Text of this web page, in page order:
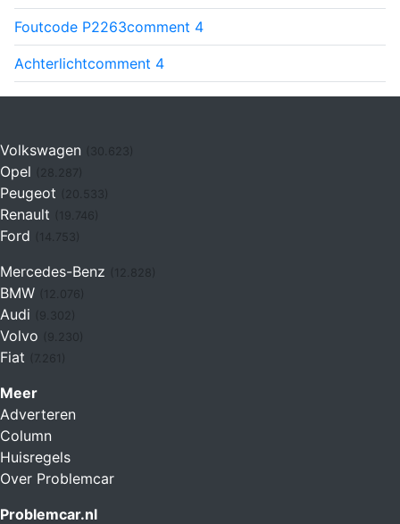
Foutcode P2263comment 4
Achterlichtcomment 4
Volkswagen (30.623)
Opel
Peugeot
Renault (19.746)
Ford (14.753)
Mercedes-Benz
BMW (12.076)
Audi
Volvo
Fiat (7.261)
Meer
Adverteren
Column
Huisregels
Over Problemcar
Problemcar.nl